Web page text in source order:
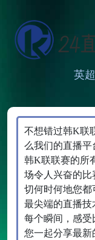
英
不想错过韩K联
么我们的直播
韩K联联赛的所
场令人兴奋的比
切何时何地您
最尖端的直播技
每个瞬间，感
您一起分享最新